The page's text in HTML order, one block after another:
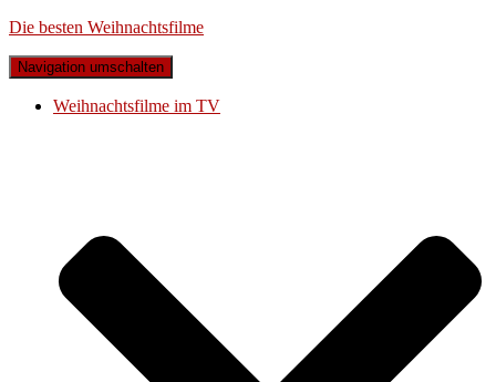
Die besten Weihnachtsfilme
Navigation umschalten
Weihnachtsfilme im TV